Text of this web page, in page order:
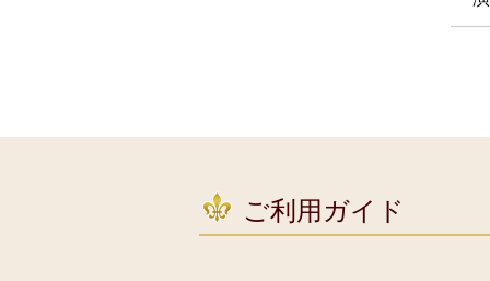
ご利用ガイド